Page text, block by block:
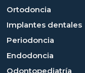
Ortodoncia
Implantes dentales
Periodoncia
Endodoncia
Odontopediatría